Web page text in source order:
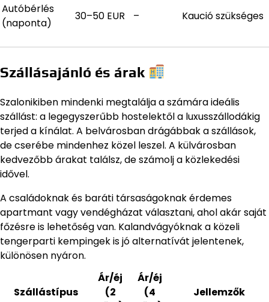
Autóbérlés
(naponta)
30–50 EUR – Kaució szükséges
Szállásajánló és árak
Szalonikiben mindenki megtalálja a számára ideális
szállást: a legegyszerűbb hostelektől a luxusszállodákig
terjed a kínálat. A belvárosban drágábbak a szállások,
de cserébe mindenhez közel leszel. A külvárosban
kedvezőbb árakat találsz, de számolj a közlekedési
idővel.
A családoknak és baráti társaságoknak érdemes
apartmant vagy vendégházat választani, ahol akár saját
főzésre is lehetőség van. Kalandvágyóknak a közeli
tengerparti kempingek is jó alternatívát jelentenek,
különösen nyáron.
Szállástípus
Ár/éj
(2
Ár/éj
(4
Jellemzők